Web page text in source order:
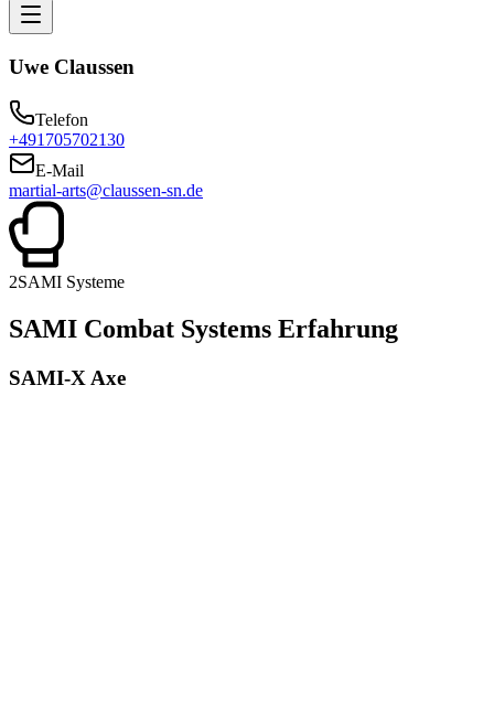
Uwe Claussen
Telefon
+491705702130
E-Mail
martial-arts@claussen-sn.de
2SAMI Systeme
SAMI Combat Systems Erfahrung
SAMI-X Axe